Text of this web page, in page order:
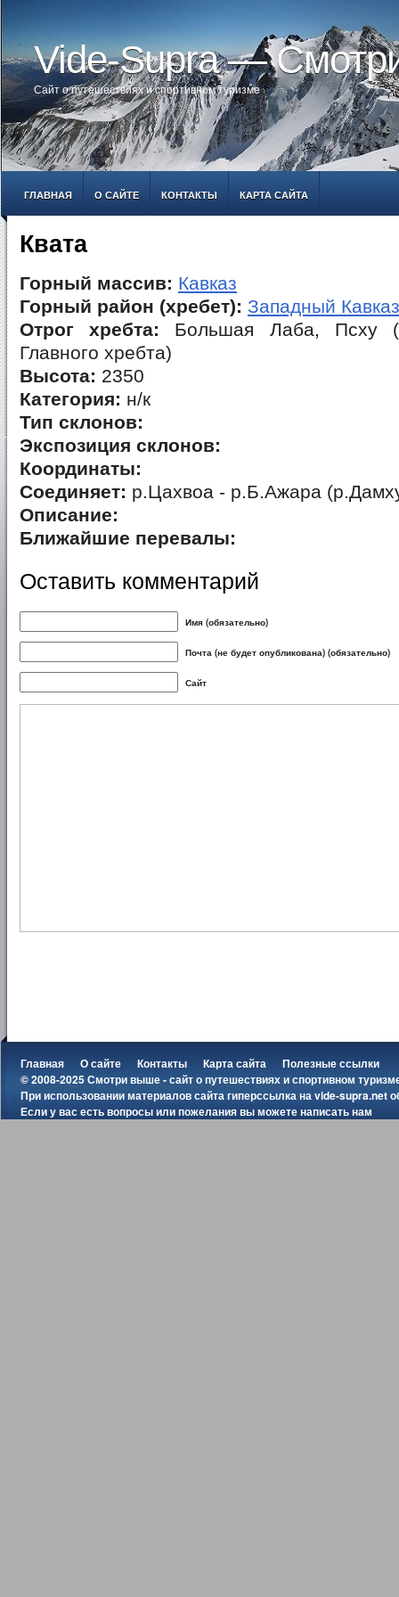
Vide-Supra —
Сайт о путешествиях и спортивном туризме
ГЛАВНАЯ О САЙТЕ КОНТАКТЫ КАРТА САЙТА
Квата
Горный массив: Кавказ
Горный район (хребет): Западный Кавказ
Отрог хребта: Большая Лаба, Псху
Главного хребта)
Высота: 2350
Категория: н/к
Тип склонов:
Экспозиция склонов:
Координаты:
Соединяет: р.Цахвоа - р.Б.Ажара
Описание:
Ближайшие перевалы:
Оставить комментарий
Имя (обязательно)
Почта (не будет опубликована) (обязательно)
Сайт
Главная О сайте Контакты Карта сайта
Полезные ссылки
© 2008-2025 Смотри выше - сайт о путешествиях и спортивном
При использовании материалов сайта гиперссылка наvide-supra.net
Если у вас есть вопросы или пожелания вы можетенаписать нам